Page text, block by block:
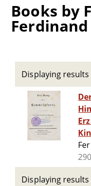
Books by
Ferdinand
Displaying results
Displaying results